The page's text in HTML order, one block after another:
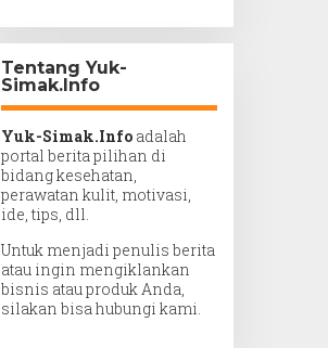
Tentang Yuk-
Simak.Info
Yuk-Simak.Info adalah
portal berita pilihan di
bidang kesehatan,
perawatan kulit, motivasi,
ide, tips, dll.
Untuk menjadi penulis berita
atau ingin mengiklankan
bisnis atau produk Anda,
silakan bisa hubungi kami.